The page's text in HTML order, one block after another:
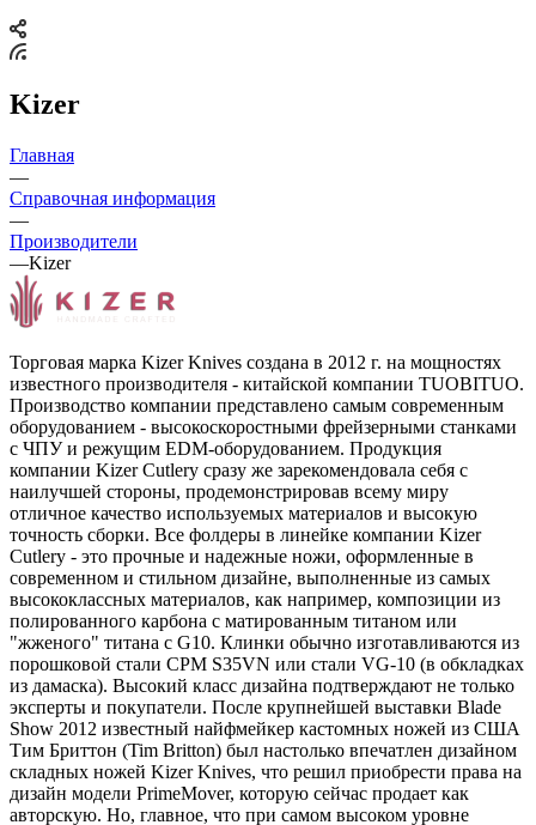
Kizer
Главная
—
Справочная информация
—
Производители
—Kizer
Торговая марка Kizer Knives создана в 2012 г. на мощностях
известного производителя - китайской компании TUOBITUO.
Производство компании представлено самым современным
оборудованием - высокоскоростными фрейзерными станками
с ЧПУ и режущим EDM-оборудованием. Продукция
компании Kizer Cutlery сразу же зарекомендовала себя с
наилучшей стороны, продемонстрировав всему миру
отличное качество используемых материалов и высокую
точность сборки. Все фолдеры в линейке компании Kizer
Cutlery - это прочные и надежные ножи, оформленные в
современном и стильном дизайне, выполненные из самых
высококлассных материалов, как например, композиции из
полированного карбона с матированным титаном или
"жженого" титана с G10. Клинки обычно изготавливаются из
порошковой стали CPM S35VN или стали VG-10 (в обкладках
из дамаска). Высокий класс дизайна подтверждают не только
эксперты и покупатели. После крупнейшей выставки Blade
Show 2012 известный найфмейкер кастомных ножей из США
Тим Бриттон (Tim Britton) был настолько впечатлен дизайном
складных ножей Kizer Knives, что решил приобрести права на
дизайн модели PrimeMover, которую сейчас продает как
авторскую. Но, главное, что при самом высоком уровне